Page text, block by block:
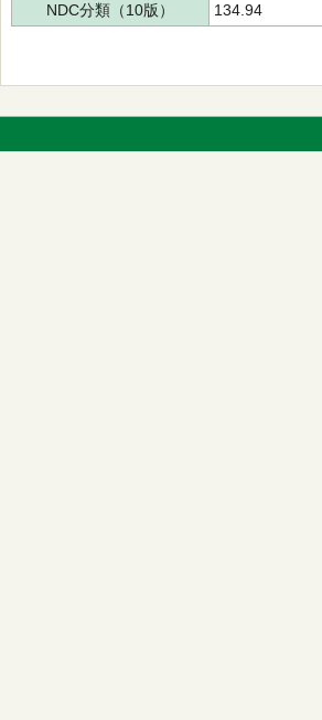
NDC分類（10版）
134.94